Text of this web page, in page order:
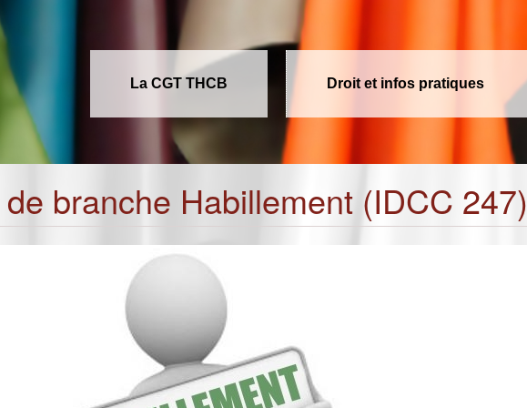
La CGT THCB Droit et infos pratiques
branche Habillement (IDCC 247)